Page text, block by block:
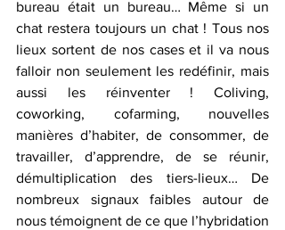
bureau était un bureau… Même si un
chat restera toujours un chat ! Tous nos
lieux sortent de nos cases et il va nous
falloir non seulement les redéfinir, mais
aussi les réinventer ! Coliving,
coworking, cofarming, nouvelles
manières d’habiter, de consommer, de
travailler, d’apprendre, de se réunir,
démultiplication des tiers-lieux… De
nombreux signaux faibles autour de
nous témoignent de ce que l’hybridation